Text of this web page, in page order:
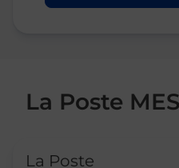
La Poste
La Poste